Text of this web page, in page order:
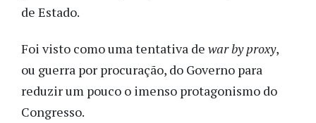
de Estado.
Foi visto como uma tentativa de war by proxy,
ou guerra por procuração, do Governo para
reduzir um pouco o imenso protagonismo do
Congresso.